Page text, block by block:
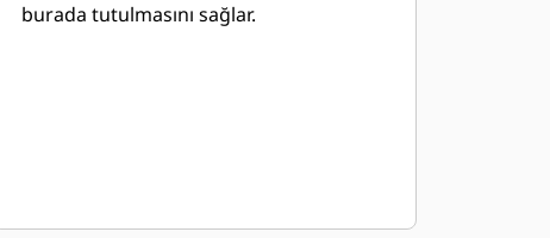
burada tutulmasını sağlar.